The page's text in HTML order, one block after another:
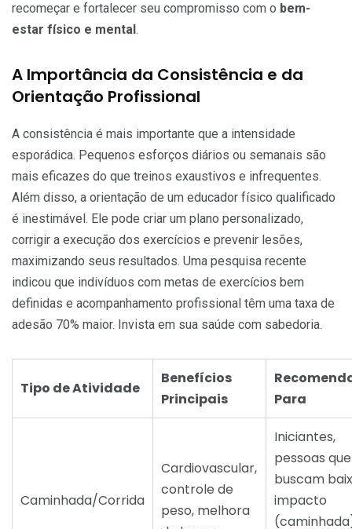
recomeçar e fortalecer seu compromisso com o bem-
estar físico e mental.
A Importância da Consistência e da
Orientação Profissional
A consistência é mais importante que a intensidade
esporádica. Pequenos esforços diários ou semanais são
mais eficazes do que treinos exaustivos e infrequentes.
Além disso, a orientação de um educador físico qualificado
é inestimável. Ele pode criar um plano personalizado,
corrigir a execução dos exercícios e prevenir lesões,
maximizando seus resultados. Uma pesquisa recente
indicou que indivíduos com metas de exercícios bem
definidas e acompanhamento profissional têm uma taxa de
adesão 70% maior. Invista em sua saúde com sabedoria.
Tipo de Atividade
Benefícios
Principais
Para
Caminhada/Corrida
Cardiovascular,
controle de
peso, melhora
Iniciantes,
pessoas que
buscam
impacto